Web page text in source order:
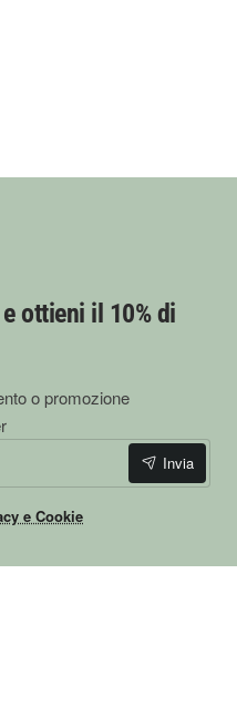
ottieni il 10% di
o promozione
Invia
e Cookie